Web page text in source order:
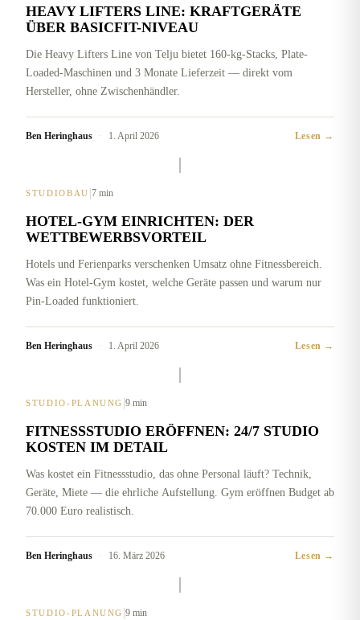
HEAVY LIFTERS LINE: KRAFTGERÄTE
ÜBER BASICFIT-NIVEAU
Die Heavy Lifters Line von Telju bietet 160-kg-Stacks, Plate-
Loaded-Maschinen und 3 Monate Lieferzeit — direkt vom
Hersteller, ohne Zwischenhändler.
Ben Heringhaus · 1. April 2026 Lesen →
STUDIOBAU |7 min
HOTEL-GYM EINRICHTEN: DER
WETTBEWERBSVORTEIL
Hotels und Ferienparks verschenken Umsatz ohne Fitnessbereich.
Was ein Hotel-Gym kostet, welche Geräte passen und warum nur
Pin-Loaded funktioniert.
Ben Heringhaus · 1. April 2026 Lesen →
STUDIO-PLANUNG |9 min
FITNESSSTUDIO ERÖFFNEN: 24/7 STUDIO
KOSTEN IM DETAIL
Was kostet ein Fitnessstudio, das ohne Personal läuft? Technik,
Geräte, Miete — die ehrliche Aufstellung. Gym eröffnen Budget ab
70.000 Euro realistisch.
Ben Heringhaus · 16. März 2026 Lesen →
STUDIO-PLANUNG |9 min